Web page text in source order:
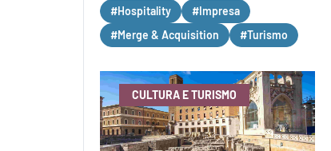
#Hospitality
#Impresa
#Merge & Acquisition
#Turismo
CULTURA E TURISMO